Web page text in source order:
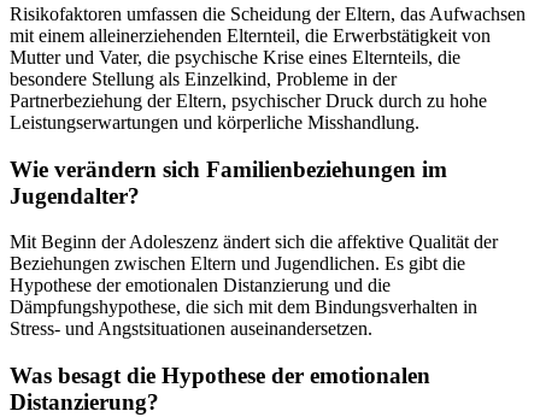
Risikofaktoren umfassen die Scheidung der Eltern, das Aufwachsen
mit einem alleinerziehenden Elternteil, die Erwerbstätigkeit von
Mutter und Vater, die psychische Krise eines Elternteils, die
besondere Stellung als Einzelkind, Probleme in der
Partnerbeziehung der Eltern, psychischer Druck durch zu hohe
Leistungserwartungen und körperliche Misshandlung.
Wie verändern sich Familienbeziehungen im
Jugendalter?
Mit Beginn der Adoleszenz ändert sich die affektive Qualität der
Beziehungen zwischen Eltern und Jugendlichen. Es gibt die
Hypothese der emotionalen Distanzierung und die
Dämpfungshypothese, die sich mit dem Bindungsverhalten in
Stress- und Angstsituationen auseinandersetzen.
Was besagt die Hypothese der emotionalen
Distanzierung?